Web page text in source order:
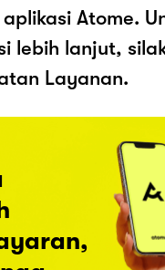
Atome.
lebih lanjut,
Layanan.